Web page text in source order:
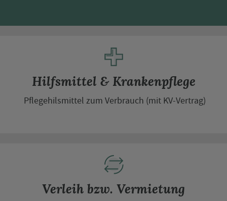
Hilfsmittel & Krankenpflege
Pflegehilsmittel zum Verbrauch (mit KV-Vertrag)
Verleih bzw. Vermietung